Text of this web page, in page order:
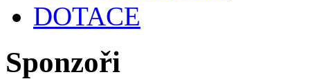
DOTACE
Sponzoři